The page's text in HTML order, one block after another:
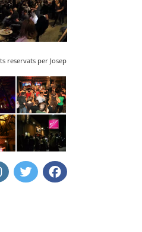
reservats per Josep